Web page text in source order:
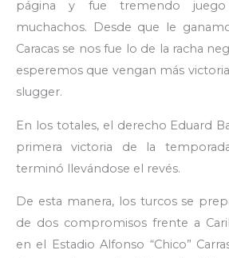
página y fue tremendo
muchachos. Desde que le
Caracas se nos fue lo de la racha
esperemos que vengan más
slugger.
En los totales, el derecho Eduard
primera victoria de la
terminó llevándose el revés.
De esta manera, los turcos se
de dos compromisos frente a
en el Estadio Alfonso “Chico”